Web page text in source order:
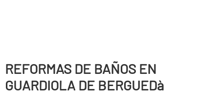
REFORMAS DE BAÑOS EN
GUARDIOLA DE BERGUEDà